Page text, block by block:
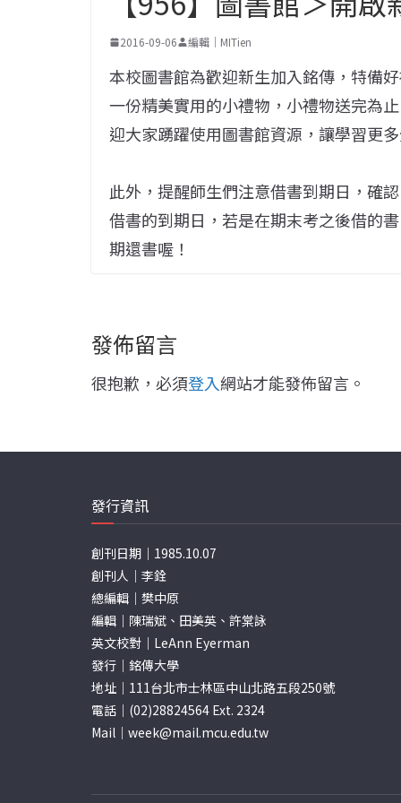
2016-09-06 編輯｜MITien
本校圖書館為歡迎新生加入銘傳，特備
一份精美實用的小禮物，小禮物送完為
迎大家踴躍使用圖書館資源，讓學習更
此外，提醒師生們注意借書到期日，確
借書的到期日，若是在期末考之後借的
期還書喔！
發佈留言
很抱歉，必須登入網站才能發佈留言。
發行資訊
創刊日期｜1985.10.07
創刊人｜李銓
總編輯｜樊中原
編輯｜陳瑞斌、田美英、許棠詠
英文校對｜LeAnn Eyerman
發行｜銘傳大學
地址｜111台北市士林區中山北路五段250號
電話｜(02)28824564 Ext. 2324
Mail｜ week@mail.mcu.edu.tw